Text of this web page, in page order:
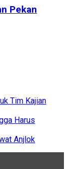
Pekan
Tim Kajian
Harus
Anjlok